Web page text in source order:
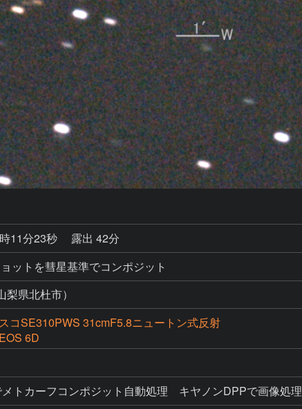
11分23秒
露出 42分
ットを彗星基準でコンポジット
県北杜市）
コSE310PWS 31cmF5.8ニュートン式反射
EOS 6D
トカーフコンポジット自動処理　キヤノンDPPで画像処理